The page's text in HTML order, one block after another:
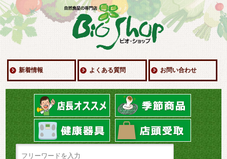
新着情報 よくある質問 お問い合わせ